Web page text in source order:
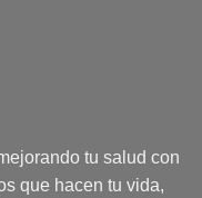
tu salud con
que hacen tu vida,